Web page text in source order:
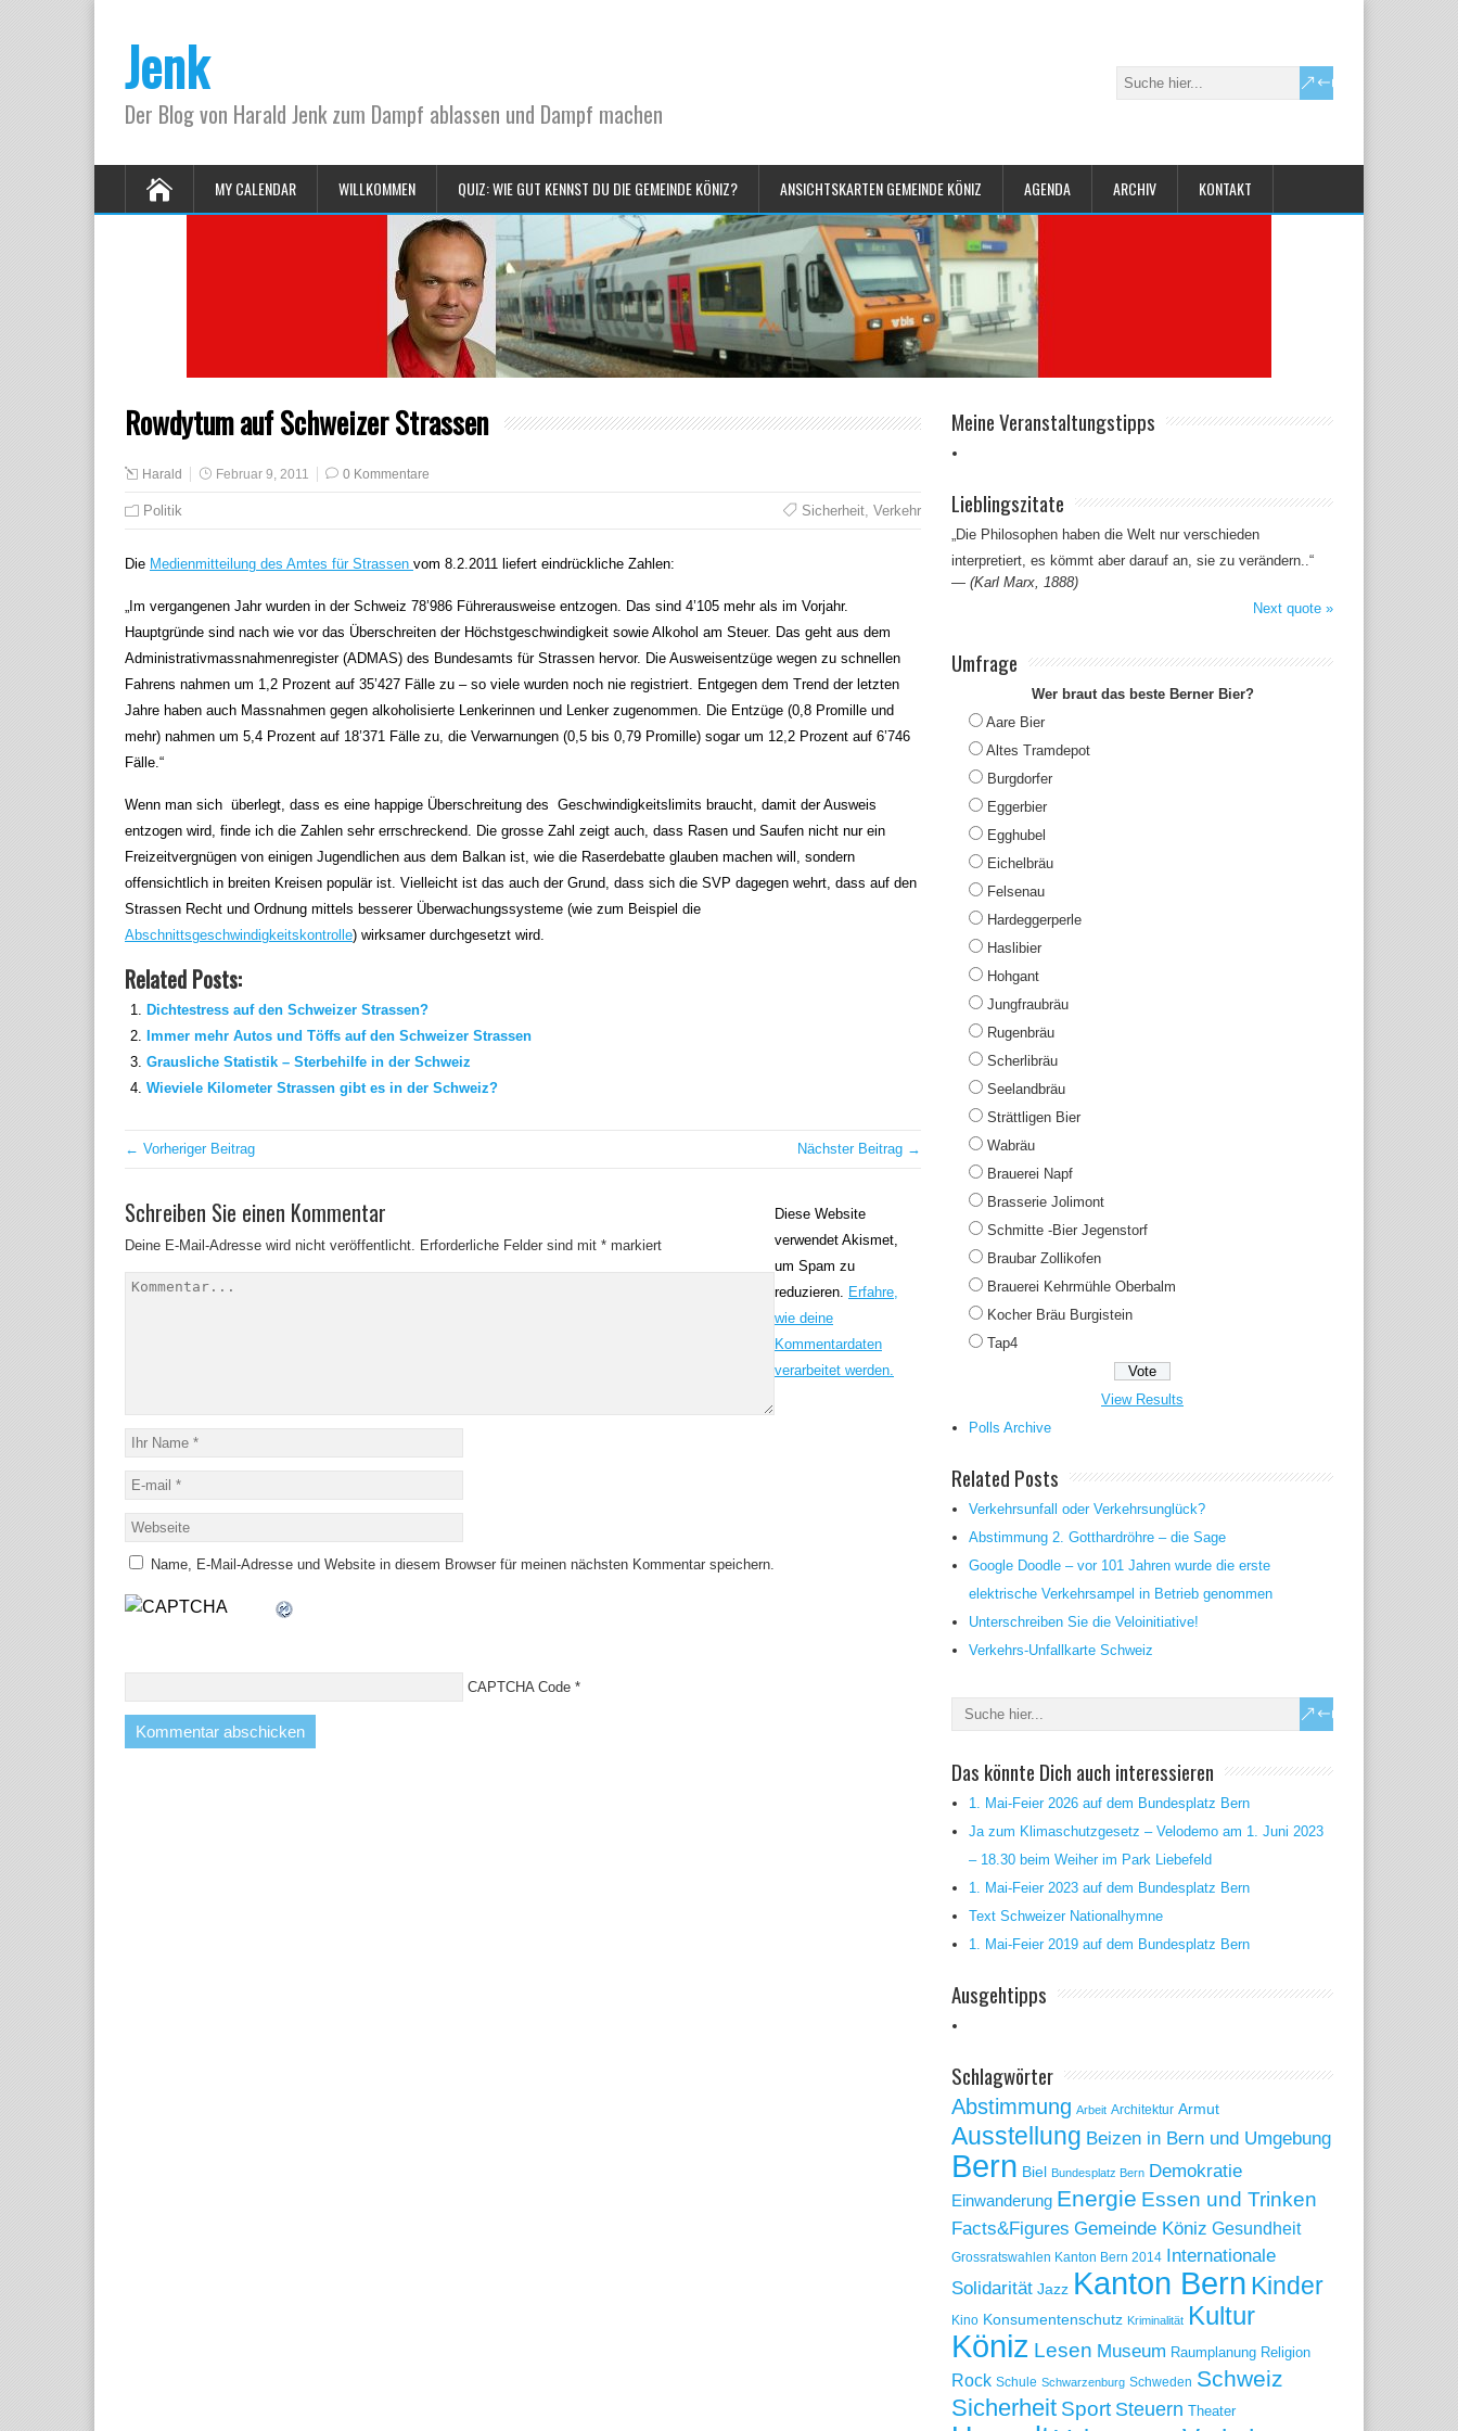
Jenk
Der Blog von Harald Jenk zum Dampf ablassen und Dampf machen
MY CALENDAR WILLKOMMEN QUIZ: WIE GUT KENNST DU DIE GEMEINDE KÖNIZ? ANSICHTSKARTEN GEMEINDE KÖNIZ AGENDA ARCHIV KONTAKT
Rowdytum auf Schweizer Strassen
Harald Februar 9, 2011 0 Kommentare
Politik Sicherheit, Verkehr
Die Medienmitteilung des Amtes für Strassen vom 8.2.2011 liefert eindrückliche Zahlen:
„Im vergangenen Jahr wurden in der Schweiz 78’986 Führerausweise entzogen. Das sind 4’105 mehr als im Vorjahr.
Hauptgründe sind nach wie vor das Überschreiten der Höchstgeschwindigkeit sowie Alkohol am Steuer. Das geht aus dem
Administrativmassnahmenregister (ADMAS) des Bundesamts für Strassen hervor. Die Ausweisentzüge wegen zu schnellen
Fahrens nahmen um 1,2 Prozent auf 35’427 Fälle zu – so viele wurden noch nie registriert. Entgegen dem Trend der letzten
Jahre haben auch Massnahmen gegen alkoholisierte Lenkerinnen und Lenker zugenommen. Die Entzüge (0,8 Promille und
mehr) nahmen um 5,4 Prozent auf 18’371 Fälle zu, die Verwarnungen (0,5 bis 0,79 Promille) sogar um 12,2 Prozent auf 6’746
Fälle.“
Wenn man sich überlegt, dass es eine happige Überschreitung des Geschwindigkeitslimits braucht, damit der Ausweis
entzogen wird, finde ich die Zahlen sehr errschreckend. Die grosse Zahl zeigt auch, dass Rasen und Saufen nicht nur ein
Freizeitvergnügen von einigen Jugendlichen aus dem Balkan ist, wie die Raserdebatte glauben machen will, sondern
offensichtlich in breiten Kreisen populär ist. Vielleicht ist das auch der Grund, dass sich die SVP dagegen wehrt, dass auf den
Strassen Recht und Ordnung mittels besserer Überwachungssysteme (wie zum Beispiel die
Abschnittsgeschwindigkeitskontrolle) wirksamer durchgesetzt wird.
Related Posts:
Dichtestress auf den Schweizer Strassen?
Immer mehr Autos und Töffs auf den Schweizer Strassen
Grausliche Statistik – Sterbehilfe in der Schweiz
Wieviele Kilometer Strassen gibt es in der Schweiz?
← Vorheriger Beitrag Nächster Beitrag →
Schreiben Sie einen Kommentar
Deine E-Mail-Adresse wird nicht veröffentlicht. Erforderliche Felder sind mit * markiert
Name, E-Mail-Adresse und Website in diesem Browser für meinen nächsten Kommentar speichern.
CAPTCHA Code*
Diese Website
verwendet Akismet,
um Spam zu
reduzieren. Erfahre,
wie deine
Kommentardaten
verarbeitet werden.
Meine Veranstaltungstipps
Lieblingszitate
„Die Philosophen haben die Welt nur verschieden
interpretiert, es kömmt aber darauf an, sie zu verändern..“
— (Karl Marx, 1888)
Next quote »
Umfrage
Wer braut das beste Berner Bier?
Aare Bier
Altes Tramdepot
Burgdorfer
Eggerbier
Egghubel
Eichelbräu
Felsenau
Hardeggerperle
Haslibier
Hohgant
Jungfraubräu
Rugenbräu
Scherlibräu
Seelandbräu
Strättligen Bier
Wabräu
Brauerei Napf
Brasserie Jolimont
Schmitte -Bier Jegenstorf
Braubar Zollikofen
Brauerei Kehrmühle Oberbalm
Kocher Bräu Burgistein
Tap4
View Results
Polls Archive
Related Posts
Verkehrsunfall oder Verkehrsunglück?
Abstimmung 2. Gotthardröhre – die Sage
Google Doodle – vor 101 Jahren wurde die erste
elektrische Verkehrsampel in Betrieb genommen
Unterschreiben Sie die Veloinitiative!
Verkehrs-Unfallkarte Schweiz
Das könnte Dich auch interessieren
1. Mai-Feier 2026 auf dem Bundesplatz Bern
Ja zum Klimaschutzgesetz – Velodemo am 1. Juni 2023
– 18.30 beim Weiher im Park Liebefeld
1. Mai-Feier 2023 auf dem Bundesplatz Bern
Text Schweizer Nationalhymne
1. Mai-Feier 2019 auf dem Bundesplatz Bern
Ausgehtipps
Schlagwörter
Abstimmung Arbeit Architektur Armut
Ausstellung Beizen in Bern und Umgebung
Bern Biel Bundesplatz Bern Demokratie
Einwanderung Energie Essen und Trinken
Facts&Figures Gemeinde Köniz Gesundheit
Grossratswahlen Kanton Bern 2014 Internationale
Solidarität Jazz Kanton Bern Kinder
Kino Konsumentenschutz Kriminalität Kultur
Köniz Lesen Museum Raumplanung Religion
Rock Schule Schwarzenburg Schweden Schweiz
Sicherheit Sport Steuern Theater